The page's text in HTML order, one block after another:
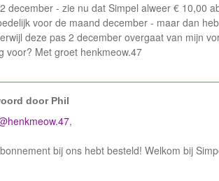
december - zie nu dat Simpel alweer € 10,00
voor de maand december - maar dan
deze pas 2 december overgaat van mijn
voor? Met groet henkmeow.47
doorPhil
,
bij ons hebt besteld! Welkom bij